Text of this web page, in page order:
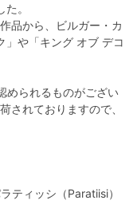
ティッシ（Paratiisi）
。
品から、ビルガー・カ
」や「キング オブ デコ
められるものがござい
されておりますので、